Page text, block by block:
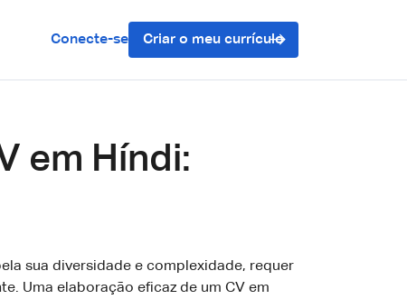
Conecte-se Criar o meu currículo
em Híndi:
sua diversidade e complexidade, requer
Uma elaboração eficaz de um CV em